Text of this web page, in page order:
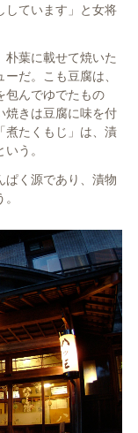
しています」と女将
朴葉に載せて焼いた
だ。こも豆腐は、
包んでゆでたもの
焼きは豆腐に味を付
煮たくもじ」は、漬
う。
ぱく源であり、漬物